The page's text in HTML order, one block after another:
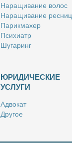
На­ра­щи­ва­ние во­лос
На­ра­щи­ва­ние рес­ниц
Па­рик­махер
Пси­хи­атр
Шу­га­ринг
ЮРИДИЧЕСКИЕ
УСЛУГИ
Адво­кат
Дру­гое
Ри­эл­тор